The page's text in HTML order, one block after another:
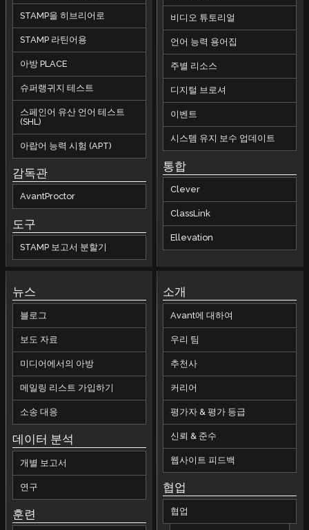
STAMP을 히브리어로
STAMP 라틴어용
아방 PLACE
슈퍼랭귀지 테스트
스페인어 유산 언어 테스트
(SHL)
아랍어 능력 시험 (APT)
감독관
AvantProctor
도구
STAMP 보고서 분할기
비디오 튜토리얼
언어 능력 용어집
주별 리소스
디지털 브로셔
이벤트
시스템 유지 보수 업데이트
통합
Clever
ClassLink
Ellevation
뉴스
블로그
보도 자료
미디어에서의 아방
메일링 리스트 가입하기
소송 대응
데이터 분석
개별 보고서
연구
훈련
소개
Avant에 대하여
우리 팀
추천사
커리어
평가자 & 평가 등급
신뢰 & 준수
웹사이트 피드백
협업
협업